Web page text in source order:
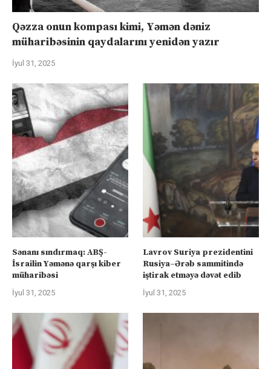
Qəzza onun kompası kimi, Yəmən dəniz
müharibəsinin qaydalarını yenidən yazır
İyul 31, 2025
Sənanı sındırmaq: ABŞ-
İsrailin Yəmənə qarşı kiber
müharibəsi
İyul 31, 2025
Lavrov Suriya prezidentini
Rusiya–Ərəb sammitində
iştirak etməyə dəvət edib
İyul 31, 2025